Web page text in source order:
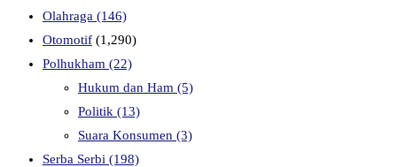
Olahraga (146)
Otomotif (1,290)
Polhukham (22)
Hukum dan Ham (5)
Politik (13)
Suara Konsumen (3)
Serba Serbi (198)